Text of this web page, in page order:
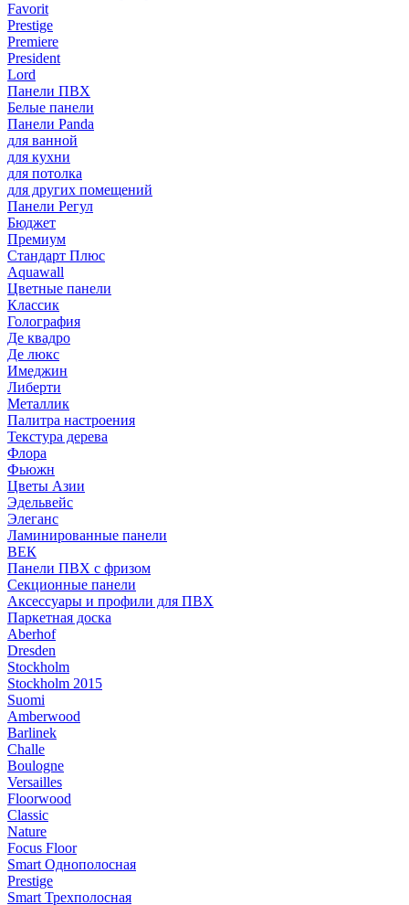
Favorit
Prestige
Premiere
President
Lord
Панели ПВХ
Белые панели
Панели Panda
для ванной
для кухни
для потолка
для других помещений
Панели Регул
Бюджет
Премиум
Стандарт Плюс
Aquawall
Цветные панели
Классик
Голография
Де квадро
Де люкс
Имеджин
Либерти
Металлик
Палитра настроения
Текстура дерева
Флора
Фьюжн
Цветы Азии
Эдельвейс
Элеганс
Ламинированные панели
ВЕК
Панели ПВХ с фризом
Секционные панели
Аксессуары и профили для ПВХ
Паркетная доска
Aberhof
Dresden
Stockholm
Stockholm 2015
Suomi
Amberwood
Barlinek
Challe
Boulogne
Versailles
Floorwood
Classic
Nature
Focus Floor
Smart Однополосная
Prestige
Smart Трехполосная